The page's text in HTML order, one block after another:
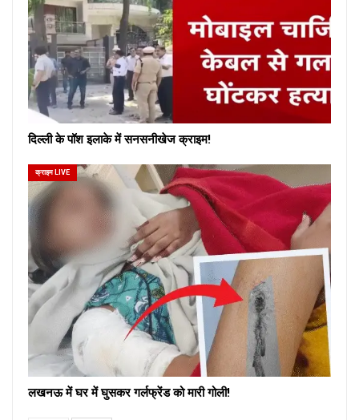
दिल्ली के पॉश इलाके में सनसनीखेज क्राइम!
क्राइम LIVE
लखनऊ में घर में घुसकर गर्लफ्रेंड को मारी गोली!